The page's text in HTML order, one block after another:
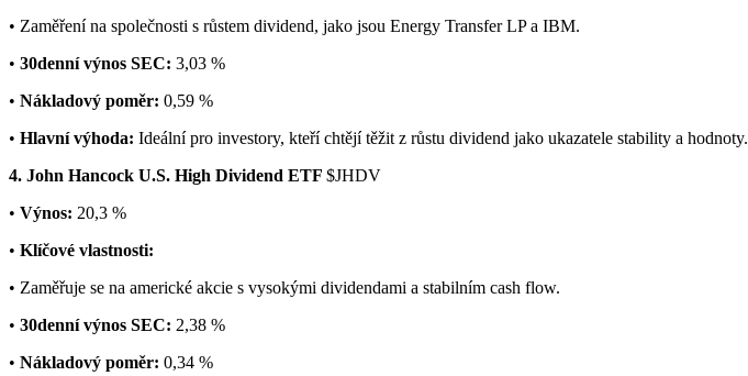
• Zaměření na společnosti s růstem dividend, jako jsou Energy Transfer LP a IBM.
• 30denní výnos SEC: 3,03 %
• Nákladový poměr: 0,59 %
• Hlavní výhoda: Ideální pro investory, kteří chtějí těžit z růstu dividend jako ukazatele stability a hodnoty.
4. John Hancock U.S. High Dividend ETF $JHDV
• Výnos: 20,3 %
• Klíčové vlastnosti:
• Zaměřuje se na americké akcie s vysokými dividendami a stabilním cash flow.
• 30denní výnos SEC: 2,38 %
• Nákladový poměr: 0,34 %